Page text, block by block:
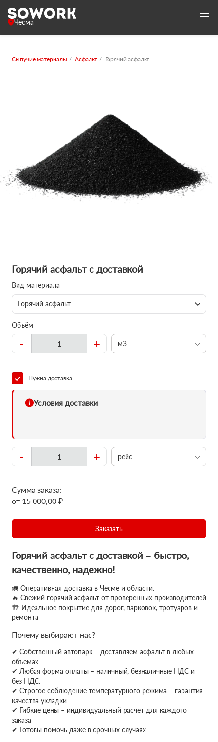
Чесма
Сыпучие материалы Асфальт Горячий асфальт
Горячий асфальт с доставкой
Вид материала
Горячий асфальт
Объём
- + м3
Нужна доставка
Условия доставки
- + рейс
Сумма заказа:
от 15 000,00 ₽
Заказать
Горячий асфальт с доставкой – быстро,
качественно, надежно!
🚛 Оперативная доставка в Чесме и области.
🔥 Свежий горячий асфальт от проверенных производителей
🏗 Идеальное покрытие для дорог, парковок, тротуаров и
ремонта
Почему выбирают нас?
✔ Собственный автопарк – доставляем асфальт в любых
объемах
✔ Любая форма оплаты – наличный, безналичные НДС и
без НДС.
✔ Строгое соблюдение температурного режима – гарантия
качества укладки
✔ Гибкие цены – индивидуальный расчет для каждого
заказа
✔ Готовы помочь даже в срочных случаях